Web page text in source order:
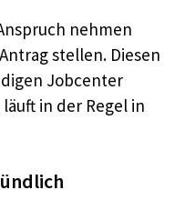
nehmen
stellen. Diesen
Jobcenter
in der Regel in